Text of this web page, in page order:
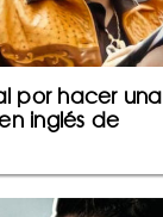
por hacer una
inglés de